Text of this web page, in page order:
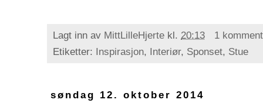
Lagt inn av MittLilleHjerte kl. 20:13
1
Etiketter:
Inspirasjon, Interiør, Sponset, Stue
søndag 12. oktober 2014